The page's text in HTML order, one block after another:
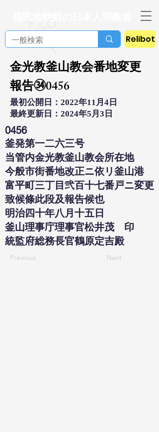
Relibot
金光教釜山教会番地変更
報告㉞0456
最初公開日：2022年11月4日
最終更新日：2024年5月3日
0456
釜発第一二六三号
当管内金光教釜山教会所在地
今般市街番地改正ニ依リ釜山港
富平町三丁目弐百十七番戸ニ変更
致候條此段及報告候也
明治四十年八月十五日
釜山理事庁理事官松井茂 印
統監府総務長官鶴原定吉殿
Previous Next